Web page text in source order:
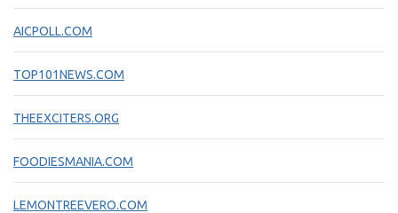
AICPOLL.COM
TOP101NEWS.COM
THEEXCITERS.ORG
FOODIESMANIA.COM
LEMONTREEVERO.COM